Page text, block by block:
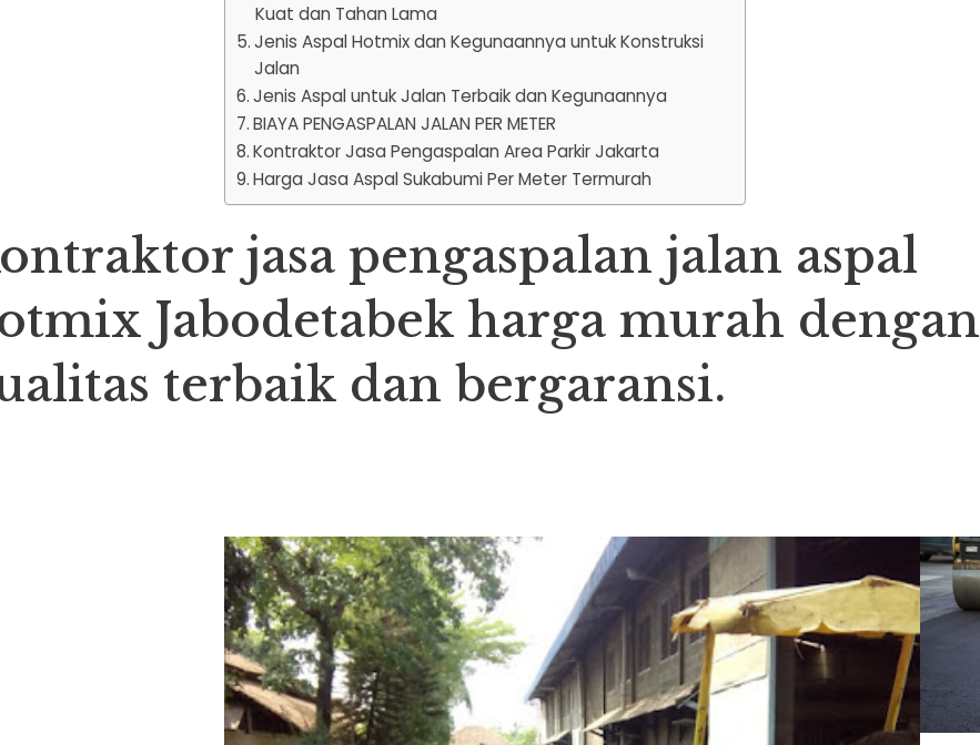
Kuat dan Tahan Lama
Jenis Aspal Hotmix dan Kegunaannya untuk Konstruksi
Jalan
Jenis Aspal untuk Jalan Terbaik dan Kegunaannya
BIAYA PENGASPALAN JALAN PER METER
Kontraktor Jasa Pengaspalan Area Parkir Jakarta
Harga Jasa Aspal Sukabumi Per Meter Termurah
jasa pengaspalan jalan aspal
Jabodetabek harga murah dengan
terbaik dan bergaransi.